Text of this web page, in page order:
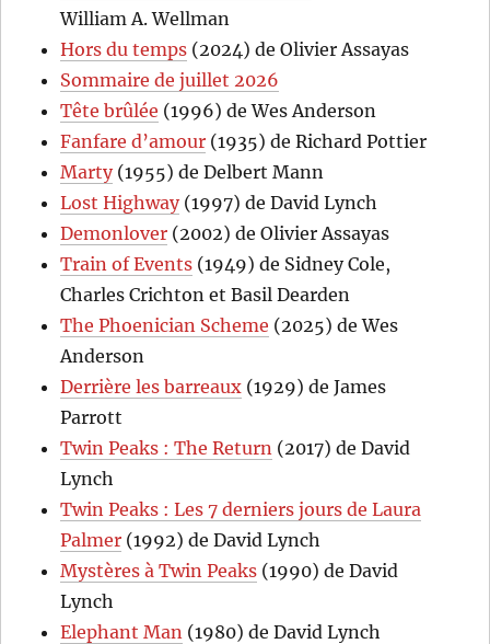
William A. Wellman
Hors du temps (2024) de Olivier Assayas
Sommaire de juillet 2026
Tête brûlée (1996) de Wes Anderson
Fanfare d’amour (1935) de Richard Pottier
Marty(1955) de Delbert Mann
Lost Highway(1997) de David Lynch
Demonlover (2002) de Olivier Assayas
Train of Events (1949) de Sidney Cole,
Charles Crichton et Basil Dearden
The Phoenician Scheme (2025) de Wes
Anderson
Derrière les barreaux (1929) de James
Parrott
Twin Peaks : The Return (2017) de David
Lynch
Twin Peaks : Les 7 derniers jours de Laura
Palmer (1992) de David Lynch
Mystères à Twin Peaks (1990) de David
Lynch
Elephant Man (1980) de David Lynch